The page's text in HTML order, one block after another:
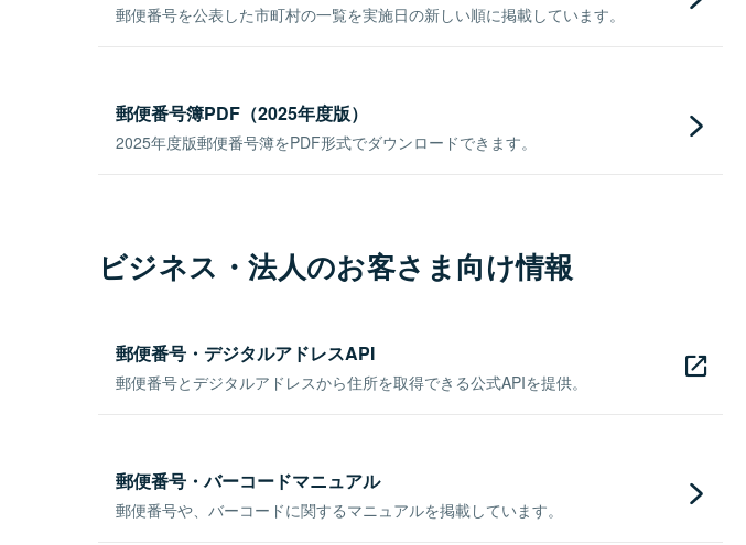
郵便番号を公表した市町村の一覧を実施日の新しい順に掲載しています。
郵便番号簿PDF（2025年度版）
2025年度版郵便番号簿をPDF形式でダウンロードできます。
ビジネス・法人のお客さま向け情報
郵便番号・デジタルアドレスAPI
郵便番号とデジタルアドレスから住所を取得できる公式APIを提供。
郵便番号・バーコードマニュアル
郵便番号や、バーコードに関するマニュアルを掲載しています。